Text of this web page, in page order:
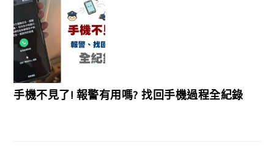
手機不見了! 報警有用嗎? 找回手機過程全紀錄